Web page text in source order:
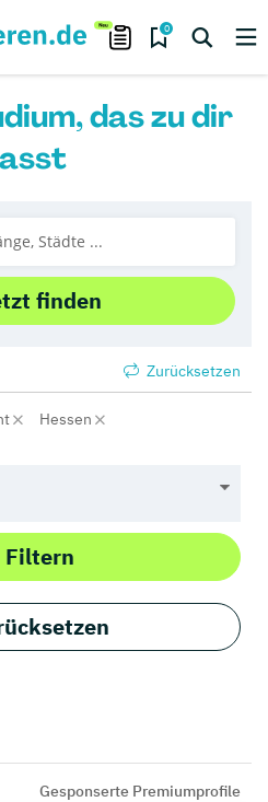
0
das zu dir
finden
Zurücksetzen
Hessen
Filtern
Gesponserte Premiumprofile